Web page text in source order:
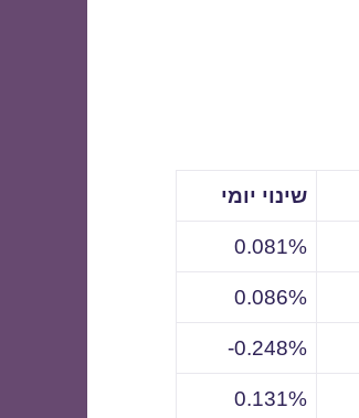
שינוי יומי
0.081%
0.086%
0.248%-
0.131%